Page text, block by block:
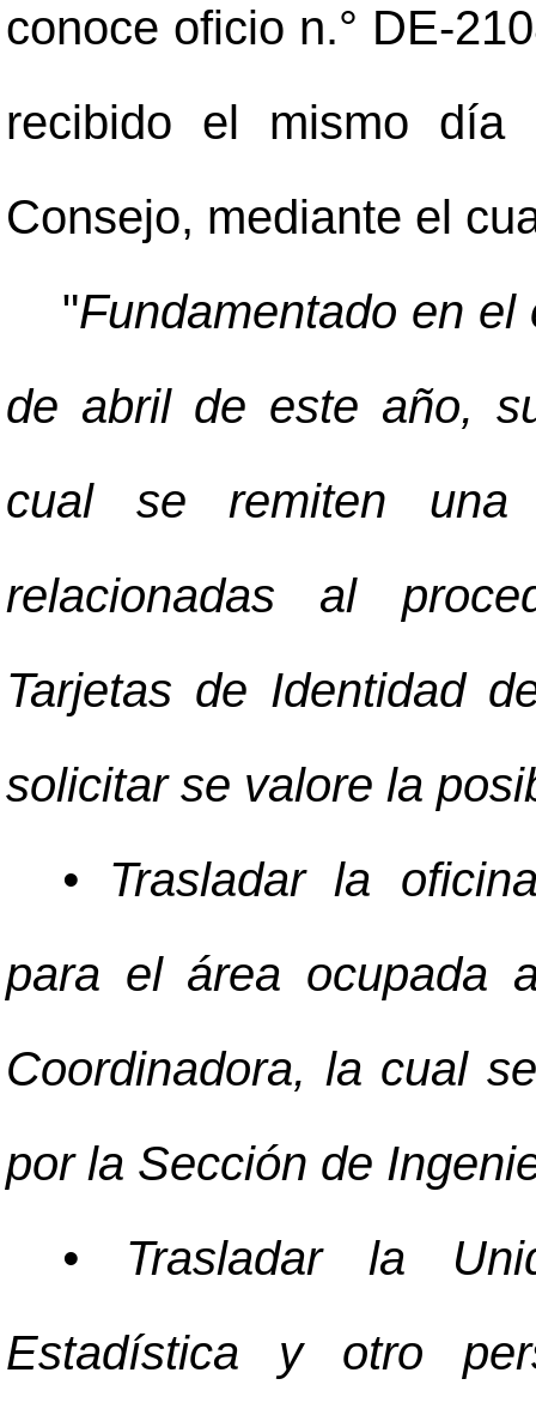
conoce oficio n.° DE-
recibido el mismo día
Consejo, mediante el
"Fundamentado en
de abril de este año,
cual se remiten una
relacionadas al
Tarjetas de Identidad
solicitar se valore la
• Trasladar la
para el área ocupada
Coordinadora, la cual
por la Sección de
• Trasladar la
Estadística y otro